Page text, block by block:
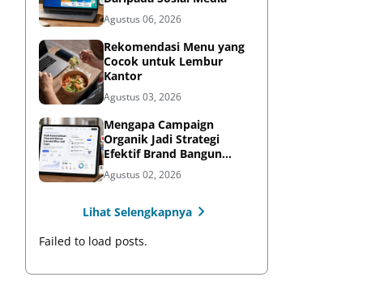
Agustus 06, 2026
Rekomendasi Menu yang
Cocok untuk Lembur
Kantor
Agustus 03, 2026
Mengapa Campaign
Organik Jadi Strategi
Efektif Brand Bangun
Awareness di Media Sosial
Agustus 02, 2026
Lihat Selengkapnya
Failed to load posts.